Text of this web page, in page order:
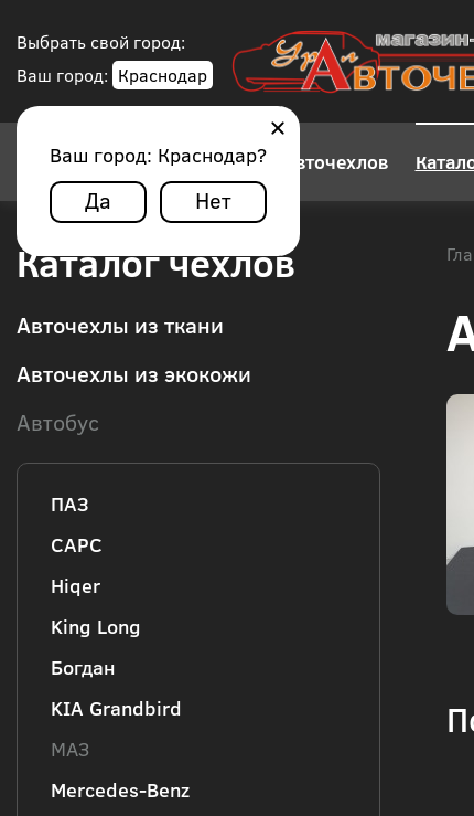
Выбрать свой город:
Ваш город: Краснодар
Ваш город: Краснодар?
Да Нет
Конструктор авточехлов
Каталог чехлов
Авточехлы из ткани
Авточехлы из экокожи
Автобус
ПАЗ
CAPC
Hiqer
King Long
Богдан
KIA Grandbird
МАЗ
Mercedes-Benz